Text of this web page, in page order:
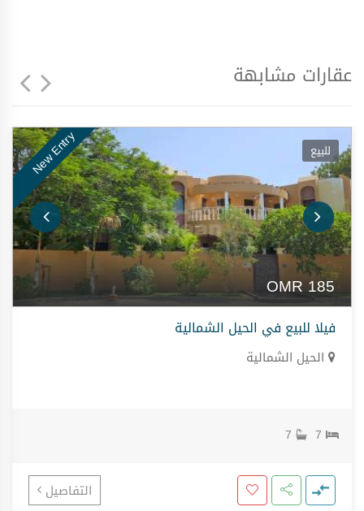
عقارات مشابهة
New Entry للبيع
185
OMR
فيلا للبيع في الحيل الشمالية
الحيل الشمالية
التفاصيل